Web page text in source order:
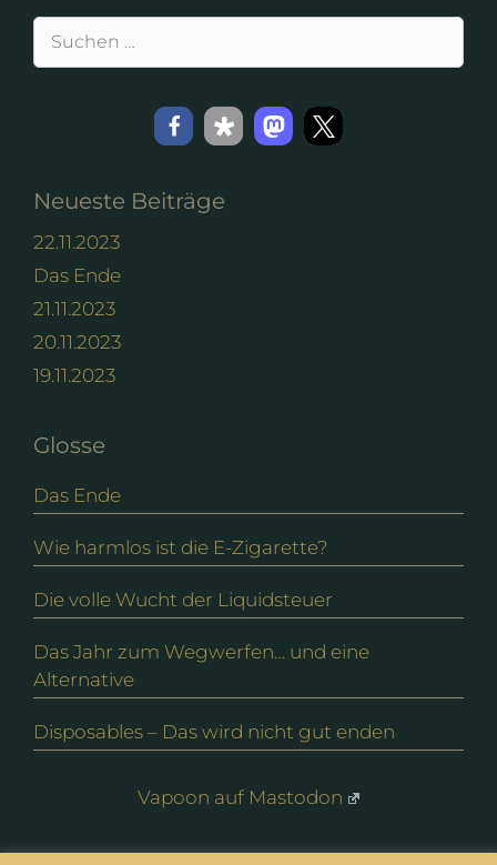
Suchen
Neueste Beiträge
22.11.2023
Das Ende
21.11.2023
20.11.2023
19.11.2023
Glosse
Das Ende
Wie harmlos ist die E-Zigarette?
Die volle Wucht der Liquidsteuer
Das Jahr zum Wegwerfen… und eine
Alternative
Disposables – Das wird nicht gut enden
Vapoon auf Mastodon